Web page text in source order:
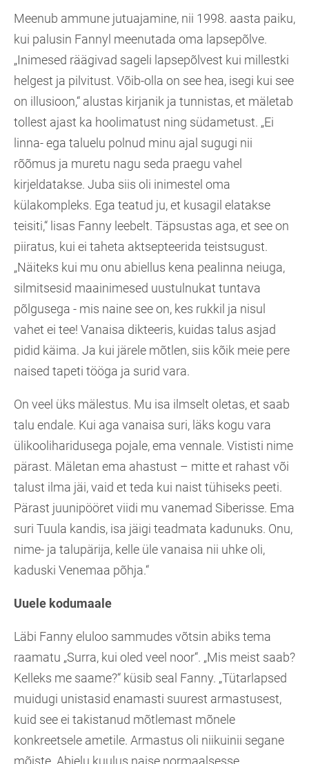
Meenub ammune jutuajamine, nii 1998. aasta paiku,
kui palusin Fannyl meenutada oma lapsepõlve.
„Inimesed räägivad sageli lapsepõlvest kui millestki
helgest ja pilvitust. Võib-olla on see hea, isegi kui see
on illusioon,“ alustas kirjanik ja tunnistas, et mäletab
tollest ajast ka hoolimatust ning südametust. „Ei
linna- ega taluelu polnud minu ajal sugugi nii
rõõmus ja muretu nagu seda praegu vahel
kirjeldatakse. Juba siis oli inimestel oma
külakompleks. Ega teatud ju, et kusagil elatakse
teisiti,“ lisas Fanny leebelt. Täpsustas aga, et see on
piiratus, kui ei taheta aktsepteerida teistsugust.
„Näiteks kui mu onu abiellus kena pealinna neiuga,
silmitsesid maainimesed uustulnukat tuntava
põlgusega - mis naine see on, kes rukkil ja nisul
vahet ei tee! Vanaisa dikteeris, kuidas talus asjad
pidid käima. Ja kui järele mõtlen, siis kõik meie pere
naised tapeti tööga ja surid vara.
On veel üks mälestus. Mu isa ilmselt oletas, et saab
talu endale. Kui aga vanaisa suri, läks kogu vara
ülikooliharidusega pojale, ema vennale. Vististi nime
pärast. Mäletan ema ahastust – mitte et rahast või
talust ilma jäi, vaid et teda kui naist tühiseks peeti.
Pärast juunipööret viidi mu vanemad Siberisse. Ema
suri Tuula kandis, isa jäigi teadmata kadunuks. Onu,
nime- ja talupärija, kelle üle vanaisa nii uhke oli,
kaduski Venemaa põhja.“
Uuele kodumaale
Läbi Fanny eluloo sammudes võtsin abiks tema
raamatu „Surra, kui oled veel noor“. „Mis meist saab?
Kelleks me saame?“ küsib seal Fanny. „Tütarlapsed
muidugi unistasid enamasti suurest armastusest,
kuid see ei takistanud mõtlemast mõnele
konkreetsele ametile. Armastus oli niikuinii segane
mõiste. Abielu kuulus naise normaalsesse